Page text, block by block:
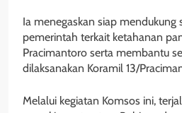
Ia menegaskan siap mendukung
pemerintah terkait ketahanan
Pracimantoro serta membantu
dilaksanakan Koramil 13/
Melalui kegiatan Komsos ini,